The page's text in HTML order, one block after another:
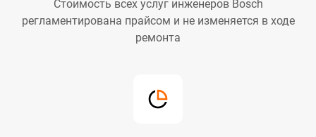
Стоимость всех услуг инженеров Bosch
регламентирована прайсом и не изменяется в ходе
ремонта